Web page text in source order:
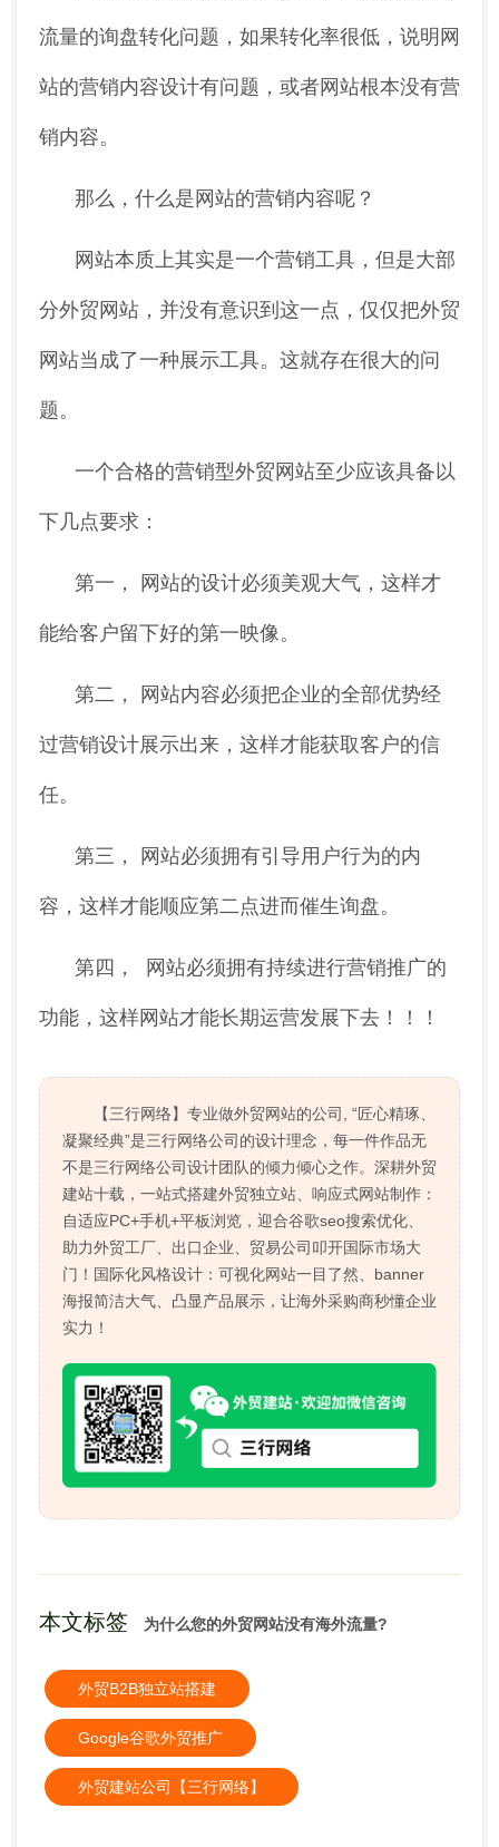
流量的询盘转化问题，如果转化率很低，说明网
站的营销内容设计有问题，或者网站根本没有营
销内容。
那么，什么是网站的营销内容呢？
网站本质上其实是一个营销工具，但是大部
分外贸网站，并没有意识到这一点，仅仅把外贸
网站当成了一种展示工具。这就存在很大的问
题。
一个合格的营销型外贸网站至少应该具备以
下几点要求：
第一， 网站的设计必须美观大气，这样才
能给客户留下好的第一映像。
第二， 网站内容必须把企业的全部优势经
过营销设计展示出来，这样才能获取客户的信
任。
第三， 网站必须拥有引导用户行为的内
容，这样才能顺应第二点进而催生询盘。
第四， 网站必须拥有持续进行营销推广的
功能，这样网站才能长期运营发展下去！！！
【三行网络】专业做外贸网站的公司, “匠心精琢、
凝聚经典”是三行网络公司的设计理念，每一件作品无
不是三行网络公司设计团队的倾力倾心之作。深耕外贸
建站十载，一站式搭建外贸独立站、响应式网站制作：
自适应PC+手机+平板浏览，迎合谷歌seo搜索优化、
助力外贸工厂、出口企业、贸易公司叩开国际市场大
门！国际化风格设计：可视化网站一目了然、banner
海报简洁大气、凸显产品展示，让海外采购商秒懂企业
实力！
本文标签 为什么您的外贸网站没有海外流量?
外贸B2B独立站搭建
Google谷歌外贸推广
外贸建站公司【三行网络】